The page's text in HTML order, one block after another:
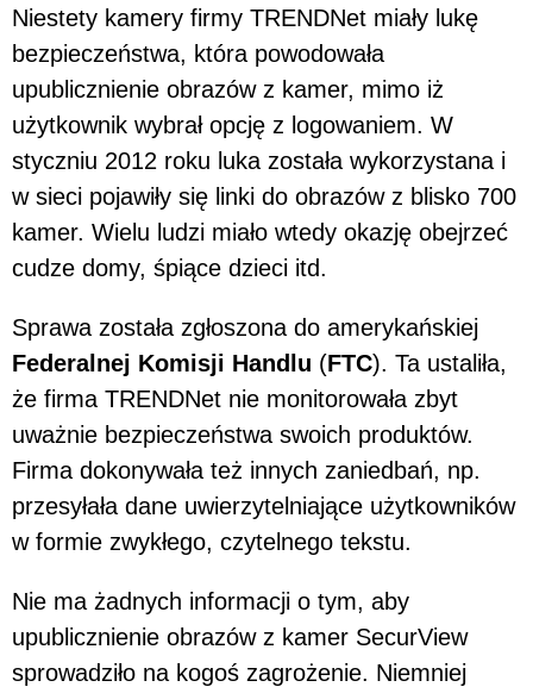
Niestety kamery firmy TRENDNet miały lukę
bezpieczeństwa, która powodowała
upublicznienie obrazów z kamer, mimo iż
użytkownik wybrał opcję z logowaniem. W
styczniu 2012 roku luka została wykorzystana i
w sieci pojawiły się linki do obrazów z blisko 700
kamer. Wielu ludzi miało wtedy okazję obejrzeć
cudze domy, śpiące dzieci itd.
Sprawa została zgłoszona do amerykańskiej
Federalnej Komisji Handlu (FTC). Ta ustaliła,
że firma TRENDNet nie monitorowała zbyt
uważnie bezpieczeństwa swoich produktów.
Firma dokonywała też innych zaniedbań, np.
przesyłała dane uwierzytelniające użytkowników
w formie zwykłego, czytelnego tekstu.
Nie ma żadnych informacji o tym, aby
upublicznienie obrazów z kamer SecurView
sprowadziło na kogoś zagrożenie. Niemniej